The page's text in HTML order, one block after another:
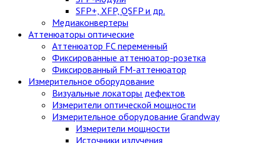
SFP+, XFP, QSFP и др.
Медиаконвертеры
Аттенюаторы оптические
Аттенюатор FC переменный
Фиксированные аттенюатор-розетка
Фиксированный FM-аттенюатор
Измерительное оборудование
Визуальные локаторы дефектов
Измерители оптической мощности
Измерительное оборудование Grandway
Измерители мощности
Источники излучения